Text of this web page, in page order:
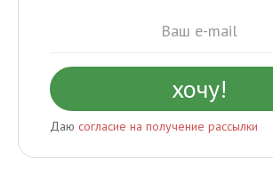
Даю согласие на получение рассылки